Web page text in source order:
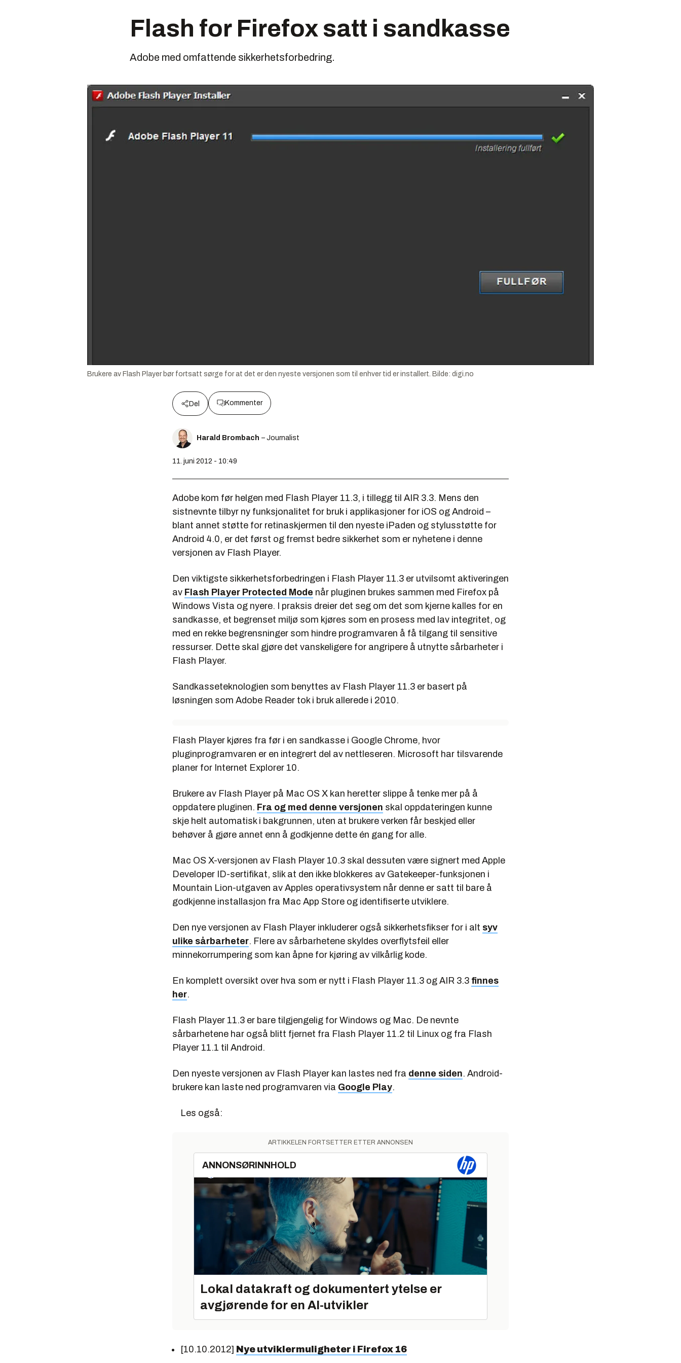
Flash for Firefox satt i sandkasse
Adobe med omfattende sikkerhetsforbedring.
Brukere av Flash Player bør fortsatt sørge for at det er den nyeste versjonen som til enhver tid er installert. Bilde: digi.no
Del Kommenter
Harald Brombach – Journalist
11. juni 2012 - 10:49
Adobe kom før helgen med Flash Player 11.3, i tillegg til AIR 3.3. Mens den
sistnevnte tilbyr ny funksjonalitet for bruk i applikasjoner for iOS og Android –
blant annet støtte for retinaskjermen til den nyeste iPaden og stylusstøtte for
Android 4.0, er det først og fremst bedre sikkerhet som er nyhetene i denne
versjonen av Flash Player.
Den viktigste sikkerhetsforbedringen i Flash Player 11.3 er utvilsomt aktiveringen
av Flash Player Protected Mode når pluginen brukes sammen med Firefox på
Windows Vista og nyere. I praksis dreier det seg om det som kjerne kalles for en
sandkasse, et begrenset miljø som kjøres som en prosess med lav integritet, og
med en rekke begrensninger som hindre programvaren å få tilgang til sensitive
ressurser. Dette skal gjøre det vanskeligere for angripere å utnytte sårbarheter i
Flash Player.
Sandkasseteknologien som benyttes av Flash Player 11.3 er basert på
løsningen som Adobe Reader tok i bruk allerede i 2010.
Flash Player kjøres fra før i en sandkasse i Google Chrome, hvor
pluginprogramvaren er en integrert del av nettleseren. Microsoft har tilsvarende
planer for Internet Explorer 10.
Brukere av Flash Player på Mac OS X kan heretter slippe å tenke mer på å
oppdatere pluginen. Fra og med denne versjonen skal oppdateringen kunne
skje helt automatisk i bakgrunnen, uten at brukere verken får beskjed eller
behøver å gjøre annet enn å godkjenne dette én gang for alle.
Mac OS X-versjonen av Flash Player 10.3 skal dessuten være signert med Apple
Developer ID-sertifikat, slik at den ikke blokkeres av Gatekeeper-funksjonen i
Mountain Lion-utgaven av Apples operativsystem når denne er satt til bare å
godkjenne installasjon fra Mac App Store og identifiserte utviklere.
Den nye versjonen av Flash Player inkluderer også sikkerhetsfikser for i alt syv
ulike sårbarheter. Flere av sårbarhetene skyldes overflytsfeil eller
minnekorrumpering som kan åpne for kjøring av vilkårlig kode.
En komplett oversikt over hva som er nytt i Flash Player 11.3 og AIR 3.3 finnes
her.
Flash Player 11.3 er bare tilgjengelig for Windows og Mac. De nevnte
sårbarhetene har også blitt fjernet fra Flash Player 11.2 til Linux og fra Flash
Player 11.1 til Android.
Den nyeste versjonen av Flash Player kan lastes ned fra denne siden. Android-
brukere kan laste ned programvaren via Google Play.
Les også:
ARTIKKELEN FORTSETTER ETTER ANNONSEN
ANNONSØRINNHOLD
Lokal datakraft og dokumentert ytelse er
avgjørende for en AI-utvikler
[10.10.2012] Nye utviklermuligheter i Firefox 16